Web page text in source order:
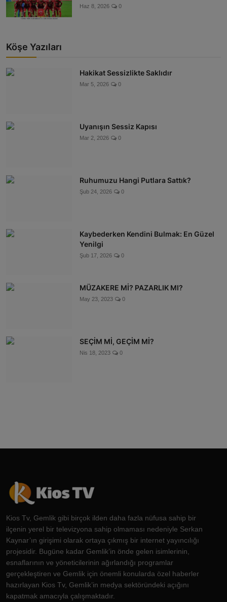
Haz 8, 2026 0
Köşe Yazıları
Hakikat Sessizlikte Saklıdır
Mar 5, 2026 0
Uyanışın Sessiz Kapısı
Mar 2, 2026 0
Ruhumuzu Hangi Putlara Sattık?
Şub 24, 2026 0
Kaybederken Kendini Bulmak: En Güzel
Yenilgi
Şub 17, 2026 0
MÜZAKERE Mİ? PAZARLIK MI?
May 23, 2023 0
SEÇİM Mİ, GEÇİM Mİ?
Nis 18, 2023 0
Kios Tv, Gemlik gibi birçok ilden daha fazla nüfusa sahip bir
ilçenin yerel bir televizyona sahip olmaması nedeniyle Serkan
Kaynar’ın girişimi olarak ortaya çıkmış bir internet yayıncılığı
projesidir. Bugüne kadar Gemlik’in önde gelen isimlerinin,
esnaflarının ve yöneticilerinin ağırlandığı programlar
gerçekleştiren ve Gemlik için önemli konularda özel haberler
hazırlayan Kios Tv, Gemlik’in medya sektöründeki açığını
kapatmak amacıyla çalışmaktadır.